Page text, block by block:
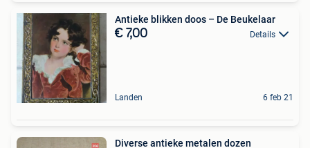
Antieke blikken doos – De Beukelaar
€ 7,00 Details
Landen 6 feb 21
Diverse antieke metalen dozen